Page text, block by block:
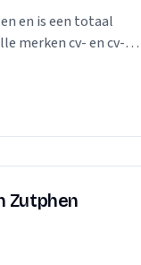
en is een totaal
merken cv- en cv-
Zutphen